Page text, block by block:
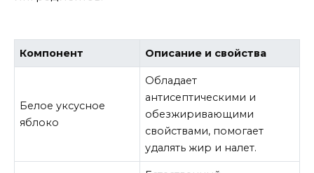
Компонент Описание и свойства
Белое уксусное
яблоко
Обладает
антисептическими и
обезжиривающими
свойствами, помогает
удалять жир и налет.